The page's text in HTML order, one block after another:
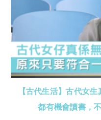
【古代生活】古代女
都有機會讀書，